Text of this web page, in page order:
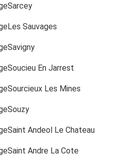
Sauvages
En Jarrest
Les Mines
Andeol Le Chateau
Andre La Cote